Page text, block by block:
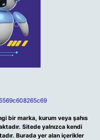
bir marka, kurum veya şahıs
Sitede yalnızca kendi
Burada yer alan içerikler